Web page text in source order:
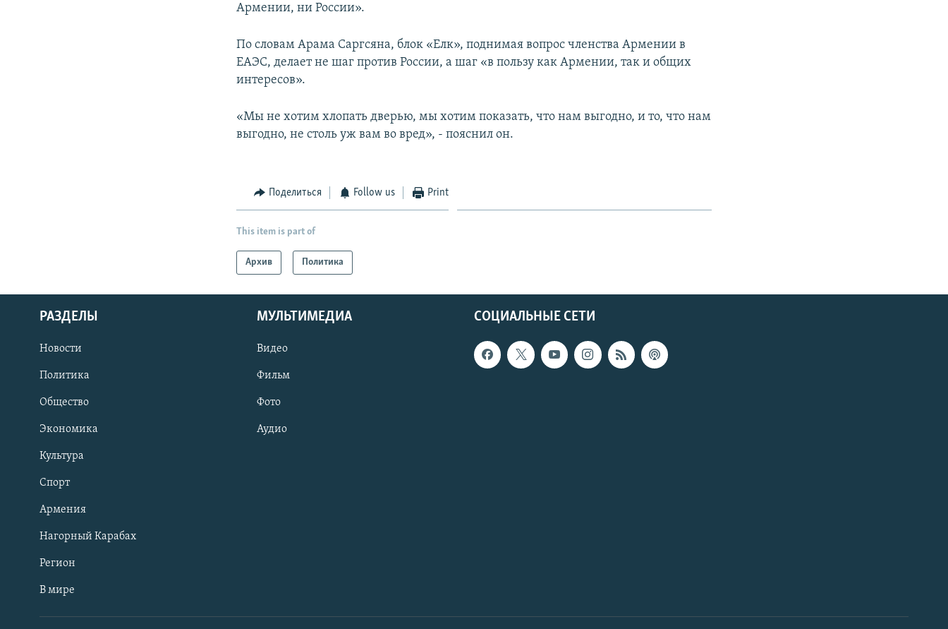
Армении, ни России».
По словам Арама Саргсяна, блок «Елк», поднимая вопрос членства Армении в
ЕАЭС, делает не шаг против России, а шаг «в пользу как Армении, так и общих
интересов».
«Мы не хотим хлопать дверью, мы хотим показать, что нам выгодно, и то, что нам
выгодно, не столь уж вам во вред», - пояснил он.
Поделиться Follow us Print
This item is part of
Архив Политика
СОЦИАЛЬНЫЕ СЕТИ
РАЗДЕЛЫ
Новости
Политика
Общество
Экономика
Культура
Спорт
Армения
Нагорный Карабах
Регион
В мире
МУЛЬТИМЕДИА
Видео
Фильм
Фото
Аудио